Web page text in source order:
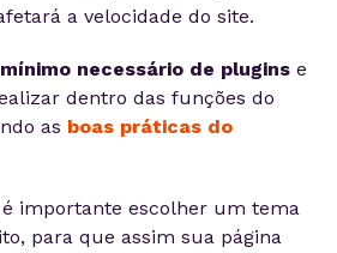
a velocidade do site.
necessário de plugins e
dentro das funções do
as boas práticas do
importante escolher um tema
para que assim sua página